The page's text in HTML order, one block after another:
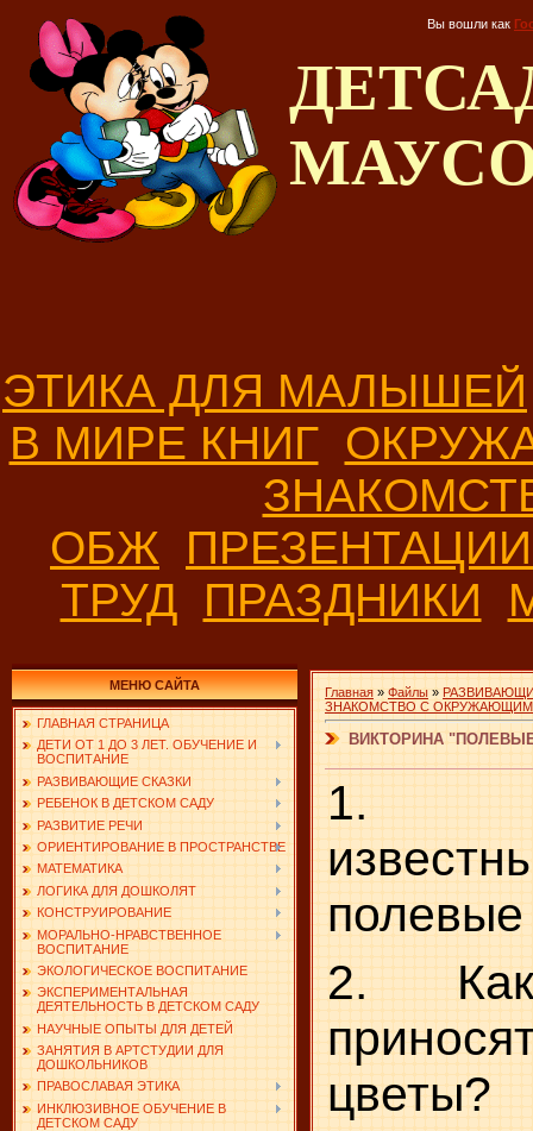
Вы вошли как
ЭТИКА ДЛЯ МАЛЫШЕЙ
В МИРЕ КНИГ
ОБЖ
ТРУД ПРАЗДНИКИ
МЕНЮ САЙТА
ГЛАВНАЯ СТРАНИЦА
ДЕТИ ОТ 1 ДО 3 ЛЕТ. ОБУЧЕНИЕ И
ВОСПИТАНИЕ
РАЗВИВАЮЩИЕ СКАЗКИ
РЕБЕНОК В ДЕТСКОМ САДУ
РАЗВИТИЕ РЕЧИ
ОРИЕНТИРОВАНИЕ В ПРОСТРАНСТВЕ
МАТЕМАТИКА
ЛОГИКА ДЛЯ ДОШКОЛЯТ
КОНСТРУИРОВАНИЕ
МОРАЛЬНО-НРАВСТВЕННОЕ
ВОСПИТАНИЕ
ЭКОЛОГИЧЕСКОЕ ВОСПИТАНИЕ
ЭКСПЕРИМЕНТАЛЬНАЯ
ДЕЯТЕЛЬНОСТЬ В ДЕТСКОМ САДУ
НАУЧНЫЕ ОПЫТЫ ДЛЯ ДЕТЕЙ
ЗАНЯТИЯ В АРТСТУДИИ ДЛЯ
ДОШКОЛЬНИКОВ
ПРАВОСЛАВАЯ ЭТИКА
ИНКЛЮЗИВНОЕ ОБУЧЕНИЕ В
ДЕТСКОМ САДУ
Главная » Файлы »
ЗНАКОМСТВО С
ВИКТОРИНА
1.
2.
цветы?